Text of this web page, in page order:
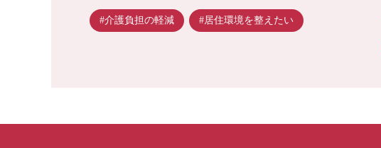
#介護負担の軽減 #居住環境を整えたい